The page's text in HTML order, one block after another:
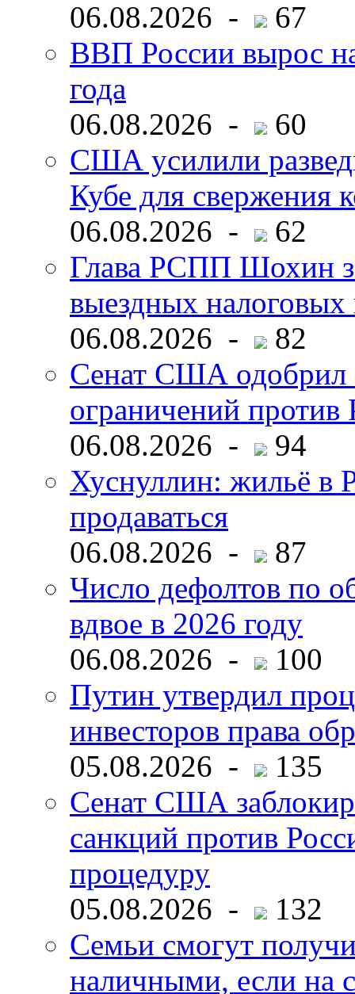
06.08.2026 -
67
ВВП России вырос
года
06.08.2026 -
60
США усилили
Кубе для свержения
06.08.2026 -
62
Глава РСПП Шохин
выездных налоговых
06.08.2026 -
82
Сенат США одобрил
ограничений
06.08.2026 -
94
Хуснуллин: жильё в
продаваться
06.08.2026 -
87
Число дефолтов по
вдвое в 2026 году
06.08.2026 -
100
Путин утвердил
инвесторов права
05.08.2026 -
135
Сенат США
санкций против
процедуру
05.08.2026 -
132
Семьи смогут
наличными, если на